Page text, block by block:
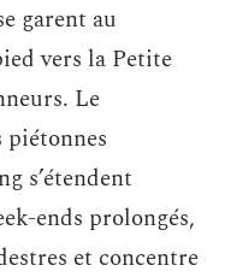
garent au
vers la Petite
Le
piétonnes
s’étendent
ends prolongés,
et concentre